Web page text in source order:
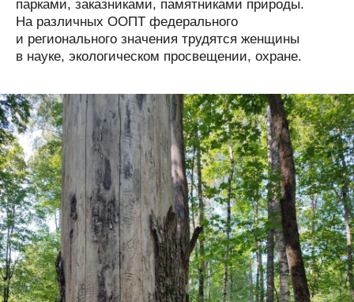
парками, заказниками, памятниками природы.
На различных ООПТ федерального
и регионального значения трудятся женщины
в науке, экологическом просвещении, охране.